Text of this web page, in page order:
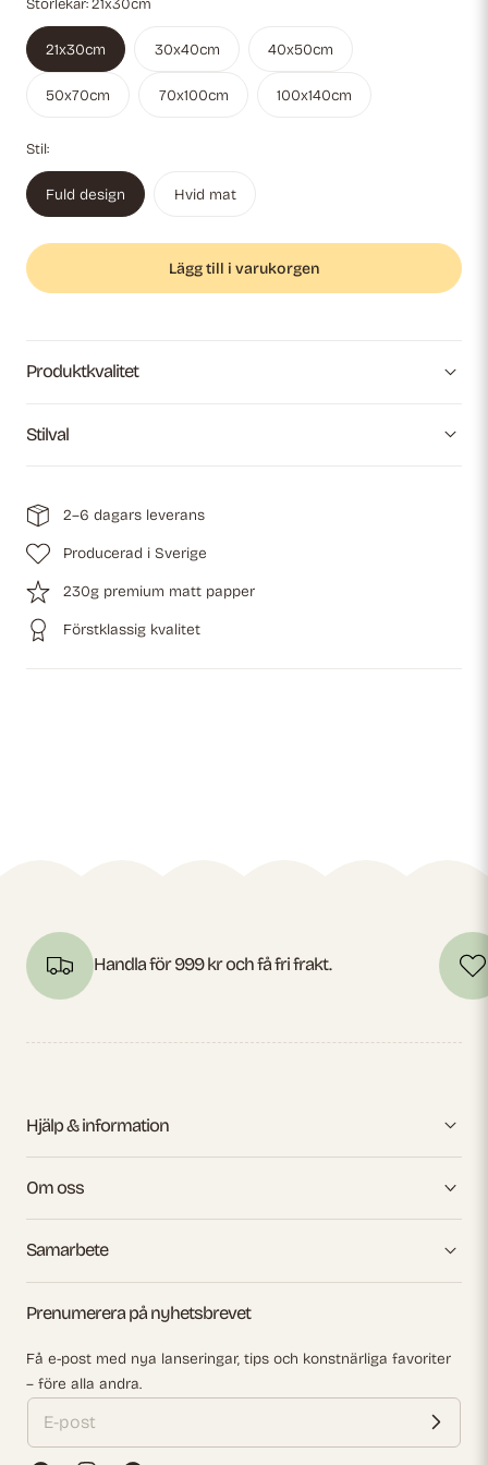
Storlekar:21x30cm
21x30cm 30x40cm 40x50cm
50x70cm 70x100cm 100x140cm
Stil:
Fuld design Hvid mat
Lägg till i varukorgen
Produktkvalitet
Stilval
2–6 dagars leverans
Producerad i Sverige
230g premium matt papper
Förstklassig kvalitet
Handla för 999 kr och få fri frakt.
Hjälp & information
Om oss
Samarbete
Prenumerera på nyhetsbrevet
Få e-post med nya lanseringar, tips och konstnärliga favoriter
– före alla andra.